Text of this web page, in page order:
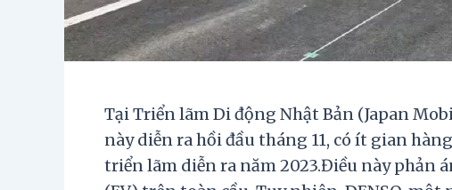
Tại Triển lãm Di động Nhật Bản (Japan
này diễn ra hồi đầu tháng 11, có ít gian
triển lãm diễn ra năm 2023.Điều này phản